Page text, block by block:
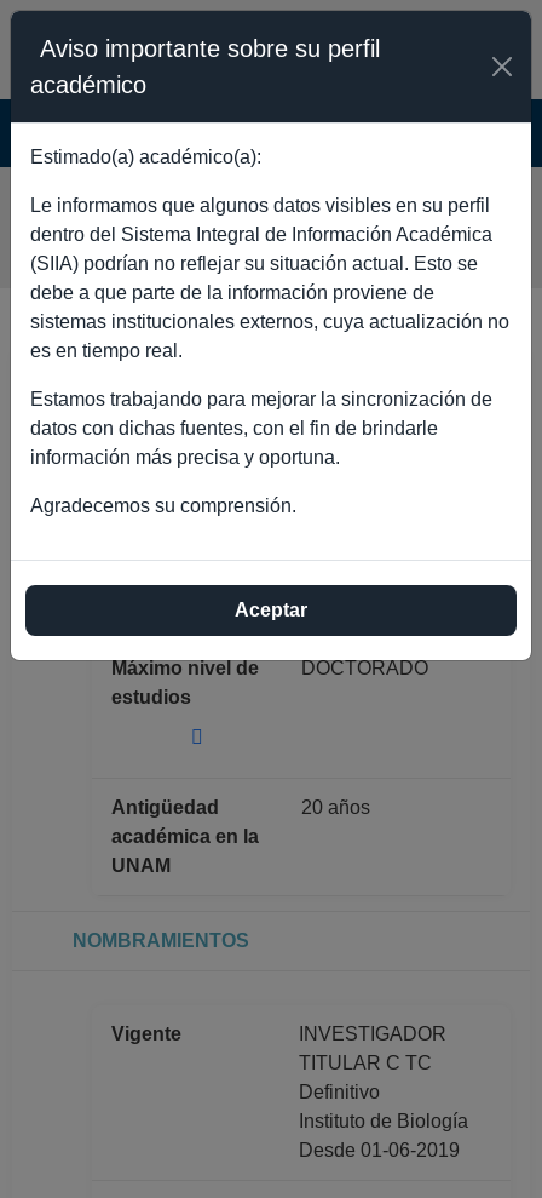
ACADÉMICA - PÚBLICO
TERESA MARGARITA
TERRAZAS SALGADO
SALGADO
Máximo nivel de
estudios
DOCTORADO
Antigüedad
académica en la
UNAM
20 años
NOMBRAMIENTOS
Vigente
INVESTIGADOR
TITULAR C TC
Definitivo
Instituto de Biología
Desde 01-06-2019
Aviso importante sobre su perfil
académico
Estimado(a) académico(a):
Le informamos que algunos datos visibles en su perfil
dentro del Sistema Integral de Información Académica
(SIIA) podrían no reflejar su situación actual. Esto se
debe a que parte de la información proviene de
sistemas institucionales externos, cuya actualización no
es en tiempo real.
Estamos trabajando para mejorar la sincronización de
datos con dichas fuentes, con el fin de brindarle
información más precisa y oportuna.
Agradecemos su comprensión.
Aceptar